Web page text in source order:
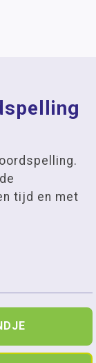
tijd en met